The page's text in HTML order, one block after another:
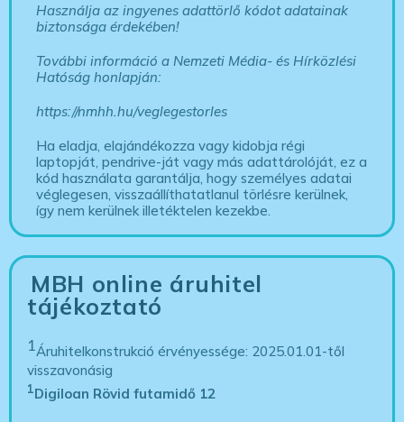
Használja az ingyenes adattörlő kódot adatainak
biztonsága érdekében!
További információ a Nemzeti Média- és Hírközlési
Hatóság honlapján:
https://nmhh.hu/veglegestorles
Ha eladja, elajándékozza vagy kidobja régi
laptopját, pendrive-ját vagy más adattárolóját, ez a
kód használata garantálja, hogy személyes adatai
véglegesen, visszaállíthatatlanul törlésre kerülnek,
így nem kerülnek illetéktelen kezekbe.
MBH online áruhitel
tájékoztató
1Áruhitelkonstrukció érvényessége: 2025.01.01-től
visszavonásig
1Digiloan Rövid futamidő 12